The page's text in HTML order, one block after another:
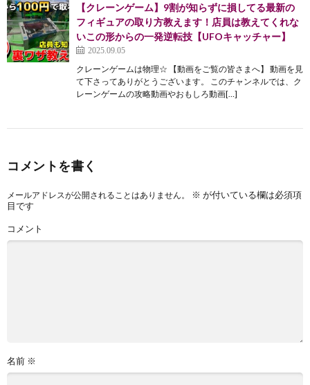
【クレーンゲーム】9割が知らずに損してる最新の
フィギュアの取り方教えます！店員は教えてくれな
いこの形からの一発逆転技【UFOキャッチャー】
2025.09.05
クレーンゲームは物理☆ 【動画をご覧の皆さまへ】 動画を見
て下さってありがとうございます。 このチャンネルでは、ク
レーンゲームの攻略動画やおもしろ動画[…]
コメントを書く
メールアドレスが公開されることはありません。 ※ が付いている欄は必須項
目です
コメント
名前 ※